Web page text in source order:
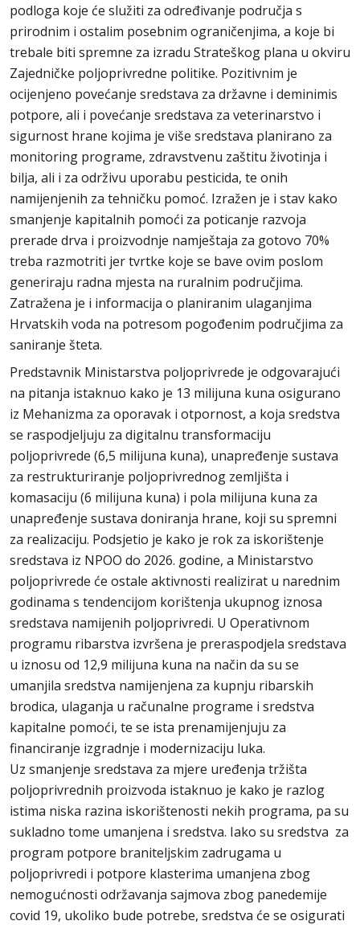
podloga koje će služiti za određivanje područja s
prirodnim i ostalim posebnim ograničenjima, a koje bi
trebale biti spremne za izradu Strateškog plana u okviru
Zajedničke poljoprivredne politike. Pozitivnim je
ocijenjeno povećanje sredstava za državne i deminimis
potpore, ali i povećanje sredstava za veterinarstvo i
sigurnost hrane kojima je više sredstava planirano za
monitoring programe, zdravstvenu zaštitu životinja i
bilja, ali i za održivu uporabu pesticida, te onih
namijenjenih za tehničku pomoć. Izražen je i stav kako
smanjenje kapitalnih pomoći za poticanje razvoja
prerade drva i proizvodnje namještaja za gotovo 70%
treba razmotriti jer tvrtke koje se bave ovim poslom
generiraju radna mjesta na ruralnim područjima.
Zatražena je i informacija o planiranim ulaganjima
Hrvatskih voda na potresom pogođenim područjima za
saniranje šteta.
Predstavnik Ministarstva poljoprivrede je odgovarajući
na pitanja istaknuo kako je 13 milijuna kuna osigurano
iz Mehanizma za oporavak i otpornost, a koja sredstva
se raspodjeljuju za digitalnu transformaciju
poljoprivrede (6,5 milijuna kuna), unapređenje sustava
za restrukturiranje poljoprivrednog zemljišta i
komasaciju (6 milijuna kuna) i pola milijuna kuna za
unapređenje sustava doniranja hrane, koji su spremni
za realizaciju. Podsjetio je kako je rok za iskorištenje
sredstava iz NPOO do 2026. godine, a Ministarstvo
poljoprivrede će ostale aktivnosti realizirat u narednim
godinama s tendencijom korištenja ukupnog iznosa
sredstava namijenih poljoprivredi. U Operativnom
programu ribarstva izvršena je preraspodjela sredstava
u iznosu od 12,9 milijuna kuna na način da su se
umanjila sredstva namijenjena za kupnju ribarskih
brodica, ulaganja u računalne programe i sredstva
kapitalne pomoći, te se ista prenamijenjuju za
financiranje izgradnje i modernizaciju luka.
Uz smanjenje sredstava za mjere uređenja tržišta
poljoprivrednih proizvoda istaknuo je kako je razlog
istima niska razina iskorištenosti nekih programa, pa su
sukladno tome umanjena i sredstva. Iako su sredstva za
program potpore braniteljskim zadrugama u
poljoprivredi i potpore klasterima umanjena zbog
nemogućnosti održavanja sajmova zbog panedemije
covid 19, ukoliko bude potrebe, sredstva će se osigurati